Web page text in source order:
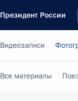
Президент России
Видеозаписи
Все материалы